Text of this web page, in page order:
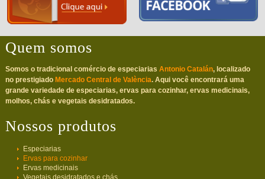
Quem somos
Somos o tradicional comércio de especiarias Antonio Catalán, localizado
no prestigiado Mercado Central de València. Aqui você encontrará uma
grande variedade de especiarias, ervas para cozinhar, ervas medicinais,
molhos, chás e vegetais desidratados.
Nossos produtos
Especiarias
Ervas para cozinhar
Ervas medicinais
Vegetais desidratados e chás